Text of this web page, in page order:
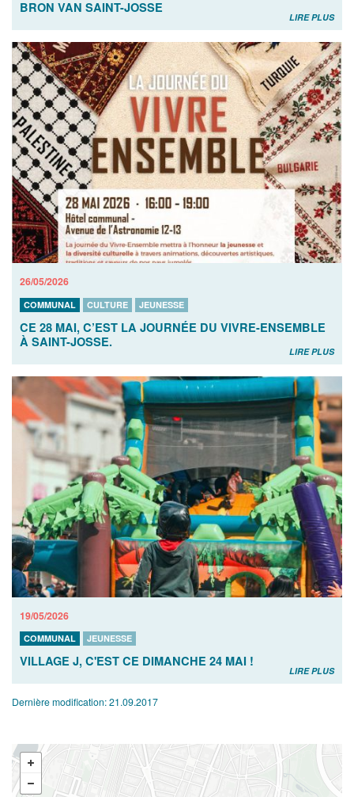
BRON VAN SAINT-JOSSE
LIRE PLUS
26/05/2026
COMMUNAL CULTURE JEUNESSE
CE 28 MAI, C’EST LA JOURNÉE DU VIVRE-ENSEMBLE
À SAINT-JOSSE.
LIRE PLUS
19/05/2026
COMMUNAL JEUNESSE
VILLAGE J, C'EST CE DIMANCHE 24 MAI !
LIRE PLUS
Dernière modification:21.09.2017